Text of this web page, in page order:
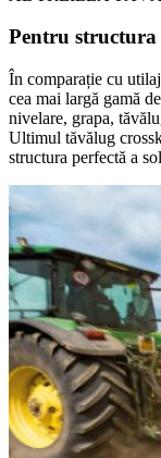
Pentru
În comparație cu
cea mai largă gamă
nivelare, grapa,
Ultimul tăvălug
structura perfectă a